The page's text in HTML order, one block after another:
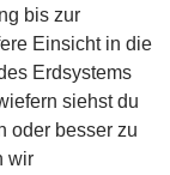
bis zur
Einsicht in die
Erdsystems
siehst du
oder besser zu
wir